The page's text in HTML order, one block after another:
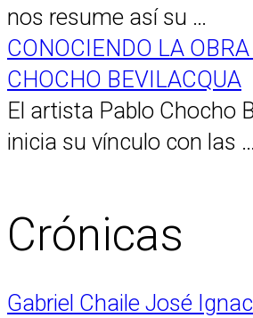
nos resume así su …
CONOCIENDO LA
CHOCHO BEVILACQUA
El artista Pablo Chocho
inicia su vínculo con las …
Crónicas
Gabriel Chaile José